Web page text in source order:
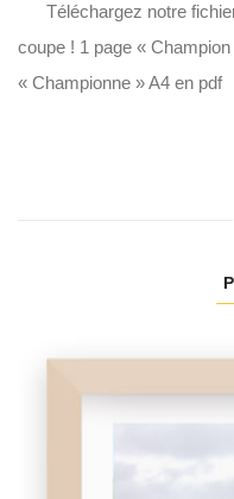
Téléchargez notre
coupe ! 1 page «
« Championne » A4 en pdf